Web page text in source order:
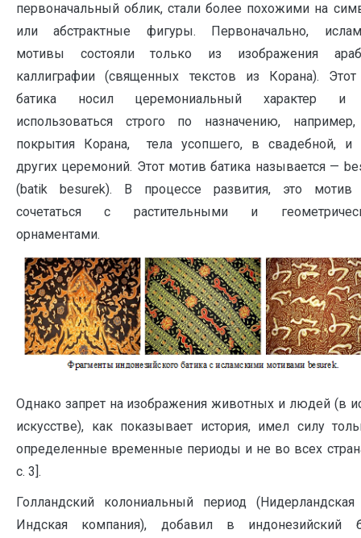
первоначальный облик, стали более похожими на
или абстрактные фигуры. Первоначально,
мотивы состояли только из изображения
каллиграфии (священных текстов из Корана).
батика носил церемониальный характер и
использоваться строго по назначению,
покрытия Корана, тела усопшего, в свадебной, и
других церемоний. Этот мотив батика называется —
(batik besurek). В процессе развития, это мотив
сочетаться с растительными и
орнаментами.
Однако запрет на изображения животных и людей (в
искусстве), как показывает история, имел силу
определенные временные периоды и не во всех
с. 3].
Голландский колониальный период
Индская компания), добавил в индонезийский